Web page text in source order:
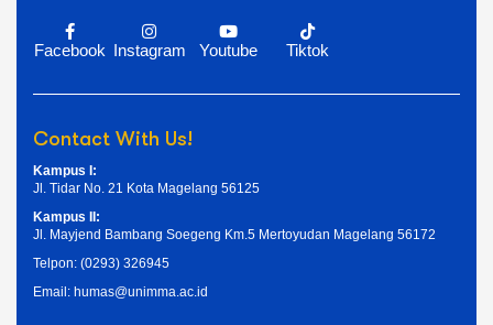
Facebook Instagram Youtube Tiktok
Contact With Us!
Kampus I:
Jl. Tidar No. 21 Kota Magelang 56125
Kampus II:
Jl. Mayjend Bambang Soegeng Km.5 Mertoyudan Magelang 56172
Telpon: (0293) 326945
Email: humas@unimma.ac.id